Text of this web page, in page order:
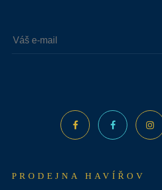
PRODEJNA HAVÍŘOV